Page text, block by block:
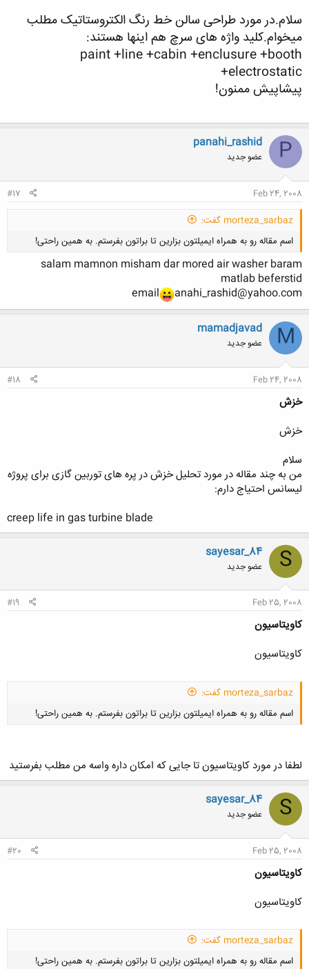
سلام.در مورد طراحی سالن خط رنگ الکتروستاتیک مطلب
میخوام.کلید واژه های سرچ هم اینها هستند:
paint +line +cabin +enclusure +booth
+electrostatic
پیشاپیش ممنون!
P
panahi_rashid
عضو جدید
Feb 24, 2008
#17
morteza_sarbaz گفت:
اسم مقاله رو به همراه ایمیلتون بزارین تا براتون بفرستم. به همین راحتی!
salam mamnon misham dar mored air washer baram
matlab beferstid
email
anahi_rashid@yahoo.com
M
mamadjavad
عضو جدید
Feb 24, 2008
#18
خزش
خزش
سلام
من به چند مقاله در مورد تحلیل خزش در پره های توربین گازی برای پروژه
لیسانس احتیاج دارم:
creep life in gas turbine blade​
S
sayesar_84
عضو جدید
Feb 25, 2008
#19
کاویتاسیون
کاویتاسیون
morteza_sarbaz گفت:
اسم مقاله رو به همراه ایمیلتون بزارین تا براتون بفرستم. به همین راحتی!
لطفا در مورد کاویتاسیون تا جایی که امکان داره واسه من مطلب بفرستید
S
sayesar_84
عضو جدید
Feb 25, 2008
#20
کاویتاسیون
کاویتاسیون
morteza_sarbaz گفت:
اسم مقاله رو به همراه ایمیلتون بزارین تا براتون بفرستم. به همین راحتی!